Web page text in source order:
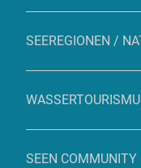
SEEREGIONEN /
SEEN COMMUNITY